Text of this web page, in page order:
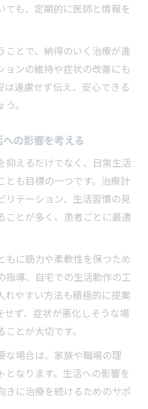
ても、定期的に医師と情報を
ことで、納得のいく治療が進
ョンの維持や症状の改善にも
は遠慮せず伝え、安心できる
。
の影響を考える
抑えるだけでなく、日常生活
とも目標の一つです。治療計
リテーション、生活習慣の見
ことが多く、患者ごとに最適
もに筋力や柔軟性を保つため
指導、自宅での生活動作の工
れやすい方法も積極的に提案
せず、症状が悪化しそうな場
とが大切です。
な場合は、家族や職場の理
となります。生活への影響を
きに治療を続けるためのサポ